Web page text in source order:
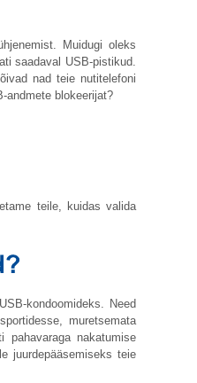
Muidugi oleks
saadaval USB-pistikud.
nad teie nutitelefoni
andmete blokeerijat?
teile, kuidas valida
kondoomideks. Need
muretsemata
pahavaraga nakatumise
juurdepääsemiseks teie